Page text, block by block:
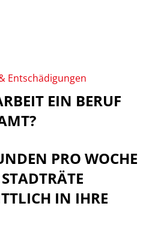
Entschädigungen
EIN BERUF
PRO WOCHE
IN IHRE